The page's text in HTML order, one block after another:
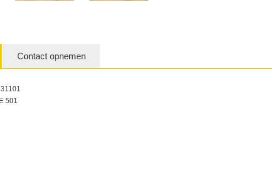
Contact opnemen
501